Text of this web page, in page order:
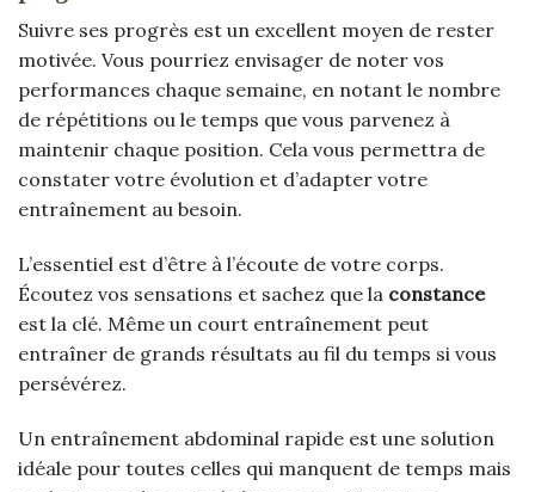
Suivre ses progrès est un excellent moyen de rester
motivée. Vous pourriez envisager de noter vos
performances chaque semaine, en notant le nombre
de répétitions ou le temps que vous parvenez à
maintenir chaque position. Cela vous permettra de
constater votre évolution et d’adapter votre
entraînement au besoin.
L’essentiel est d’être à l’écoute de votre corps.
Écoutez vos sensations et sachez que la constance
est la clé. Même un court entraînement peut
entraîner de grands résultats au fil du temps si vous
persévérez.
Un entraînement abdominal rapide est une solution
idéale pour toutes celles qui manquent de temps mais